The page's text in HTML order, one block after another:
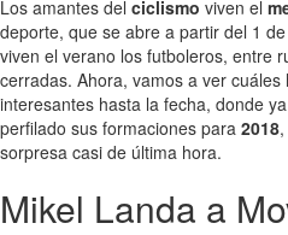
Los amantes del ciclismo viven el
deporte, que se abre a partir del 1
viven el verano los futboleros, entre
cerradas. Ahora, vamos a ver
interesantes hasta la fecha, donde
perfilado sus formaciones para 2018
sorpresa casi de última hora.
Mikel Landa a